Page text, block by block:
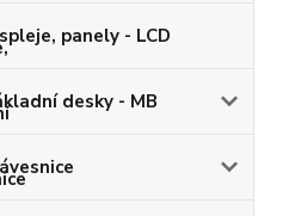
panely - LCD
desky - MB